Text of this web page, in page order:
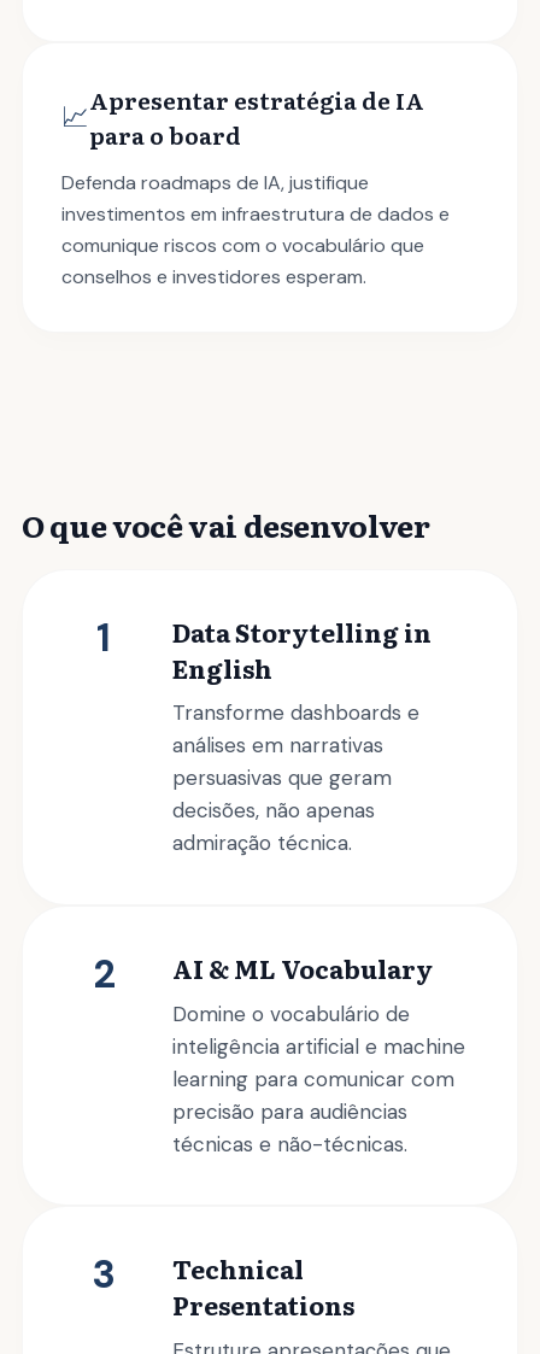
📈Apresentar estratégia de IA
para o board
Defenda roadmaps de IA, justifique
investimentos em infraestrutura de dados e
comunique riscos com o vocabulário que
conselhos e investidores esperam.
O que você vai desenvolver
1
Data Storytelling in
English
Transforme dashboards e
análises em narrativas
persuasivas que geram
decisões, não apenas
admiração técnica.
2 AI & ML Vocabulary
Domine o vocabulário de
inteligência artificial e machine
learning para comunicar com
precisão para audiências
técnicas e não-técnicas.
3
Technical
Presentations